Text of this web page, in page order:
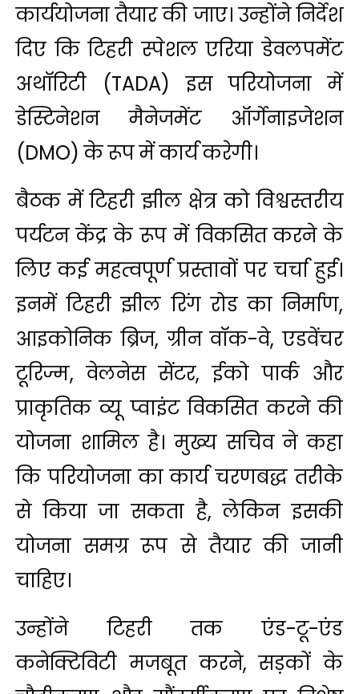
कार्ययोजना तैयार की जाए। उन्होंने निर्देश
दिए कि टिहरी स्पेशल एरिया डेवलपमेंट
अथॉरिटी (TADA) इस परियोजना में
डेस्टिनेशन मैनेजमेंट ऑर्गेनाइजेशन
(DMO) के रूप में कार्य करेगी।
बैठक में टिहरी झील क्षेत्र को विश्वस्तरीय
पर्यटन केंद्र के रूप में विकसित करने के
लिए कई महत्वपूर्ण प्रस्तावों पर चर्चा हुई।
इनमें टिहरी झील रिंग रोड का निर्माण,
आइकोनिक ब्रिज, ग्रीन वॉक-वे, एडवेंचर
टूरिज्म, वेलनेस सेंटर, ईको पार्क और
प्राकृतिक व्यू प्वाइंट विकसित करने की
योजना शामिल है। मुख्य सचिव ने कहा
कि परियोजना का कार्य चरणबद्ध तरीके
से किया जा सकता है, लेकिन इसकी
योजना समग्र रूप से तैयार की जानी
चाहिए।
उन्होंने टिहरी तक एंड-टू-एंड
कनेक्टिविटी मजबूत करने, सड़कों के